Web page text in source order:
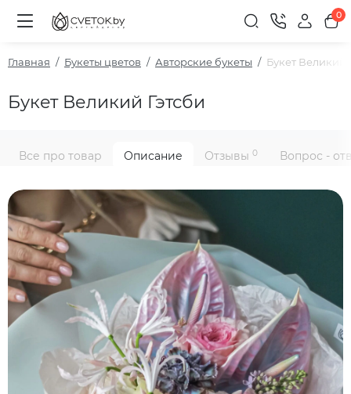
0
Главная Букеты цветов Авторские букеты Букет Великий
Букет Великий Гэтсби
Все про товар Описание Отзывы 0 Вопрос -